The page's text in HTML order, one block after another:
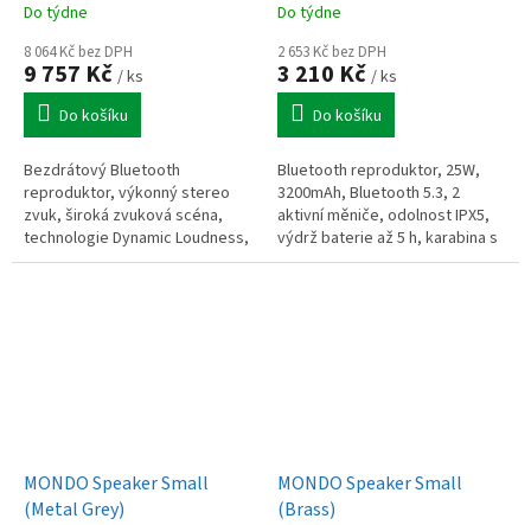
Do týdne
8 064 Kč bez DPH
9 757 Kč / ks
Do košíku
Bezdrátový Bluetooth
reproduktor, výkonný stereo
zvuk, široká zvuková scéna,
technologie Dynamic Loudness,
hluboké basy a čisté výšky,
Do týdne
2 653 Kč bez DPH
3 210 Kč / ks
Do košíku
Bluetooth reproduktor, 25W,
3200mAh, Bluetooth 5.3, 2
aktivní měniče, odolnost IPX5,
výdrž baterie až 5 h, karabina s
popruhem, béžový
MONDO Speaker Small
(Metal Grey)
MONDO Speaker Small
(Brass)